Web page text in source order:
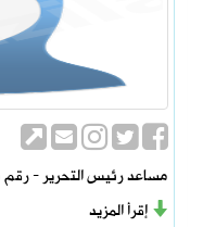
مساعد رئيس التحرير - رقم
إقرأ المزيد